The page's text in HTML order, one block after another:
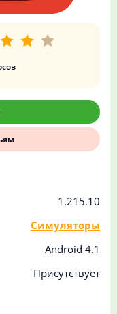
1.215.10
Симуляторы
Android 4.1
Присутствует